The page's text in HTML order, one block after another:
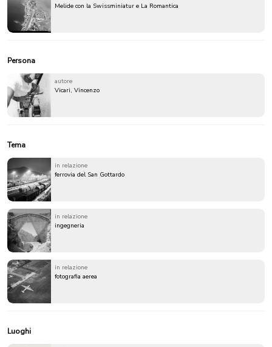
Melide con la Swissminiatur e La Romantica
Persona
autore
Vicari, Vincenzo
Tema
in relazione
ferrovia del San Gottardo
in relazione
ingegneria
in relazione
fotografia aerea
Luoghi